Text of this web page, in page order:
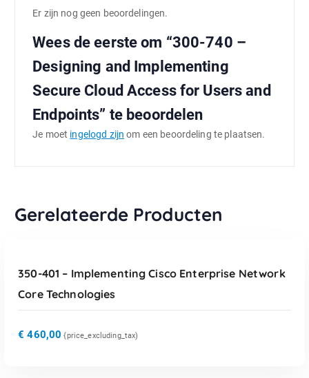
Er zijn nog geen beoordelingen.
Wees de eerste om “300-740 –
Designing and Implementing
Secure Cloud Access for Users and
Endpoints” te beoordelen
Je moet ingelogd zijn om een beoordeling te plaatsen.
Gerelateerde Producten
350-401 – Implementing Cisco Enterprise Network
Core Technologies
€ 460,00 {price_excluding_tax)